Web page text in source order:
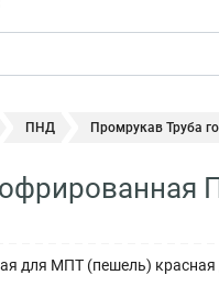
ПНД Промрукав Труба
для МПТ (пешель)